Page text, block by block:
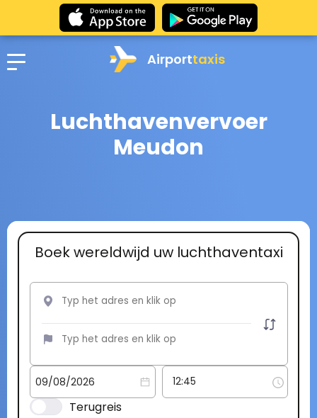
Airporttaxis
Luchthavenvervoer
Meudon
Boek wereldwijd uw luchthaventaxi
Terugreis